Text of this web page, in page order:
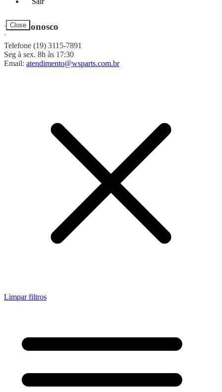
Close
Fale Conosco
Telefone (19) 3115-7891
Seg à sex. 8h às 17:30
Email: atendimento@wsparts.com.br
Limpar filtros